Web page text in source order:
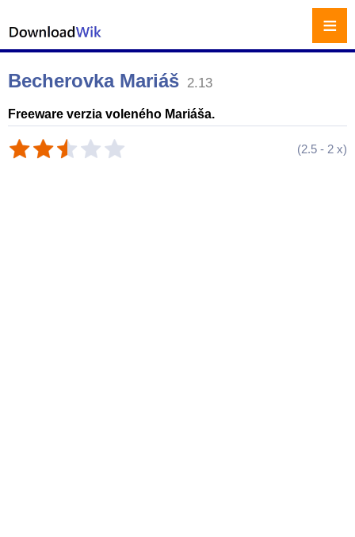
Becherovka Mariáš 2.13
Freeware verzia voleného Mariáša.
(2.5 - 2 x)
≡